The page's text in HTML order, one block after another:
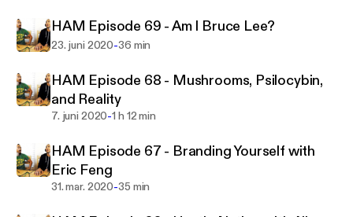
HAM Episode 69 - Am I Bruce Lee?
23. juni 2020-36 min
HAM Episode 68 - Mushrooms, Psilocybin,
and Reality
7. juni 2020-1 h 12 min
HAM Episode 67 - Branding Yourself with
Eric Feng
31. mar. 2020-35 min